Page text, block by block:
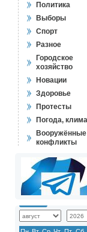
Политика
Выборы
Спорт
Разное
Городское
хозяйство
Новации
Здоровье
Протесты
Погода,
Вооружённые
конфликты